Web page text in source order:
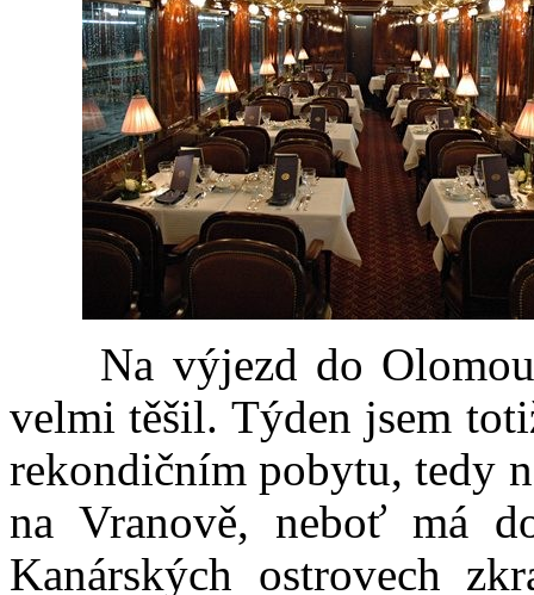
Na výjezd do
velmi těšil. Týden jsem
rekondičním pobytu, tedy
na Vranově, neboť má
Kanárských ostrovech